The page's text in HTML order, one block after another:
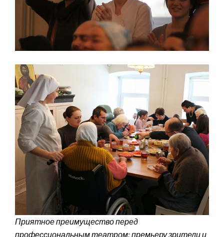
Приятное преимущество перед
профессиональным театром: премьеру зрители и